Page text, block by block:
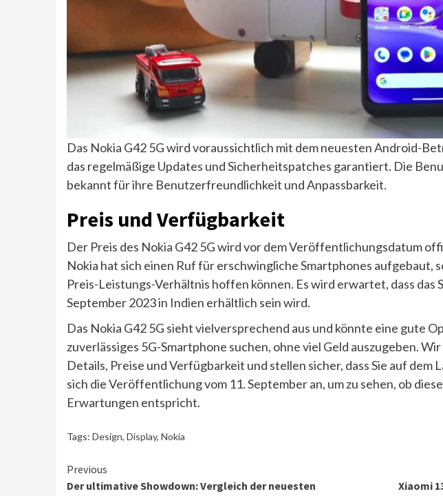
Das Nokia G42 5G wird voraussichtlich mit dem neuesten Android-
das regelmäßige Updates und Sicherheitspatches garantiert. Die
bekannt für ihre Benutzerfreundlichkeit und Anpassbarkeit.
Preis und Verfügbarkeit
Der Preis des Nokia G42 5G wird vor dem Veröffentlichungsdatum
Nokia hat sich einen Ruf für erschwingliche Smartphones aufgebaut,
Preis-Leistungs-Verhältnis hoffen können. Es wird erwartet, dass das
September 2023 in Indien erhältlich sein wird.
Das Nokia G42 5G sieht vielversprechend aus und könnte eine gute
zuverlässiges 5G-Smartphone suchen, ohne viel Geld auszugeben.
Details, Preise und Verfügbarkeit und stellen sicher, dass Sie auf dem
sich die Veröffentlichung vom 11. September an, um zu sehen, ob
Erwartungen entspricht.
Tags: Design, Display, Nokia
Continue
Previous
Der ultimative Showdown: Vergleich der neuesten
Xiaomi